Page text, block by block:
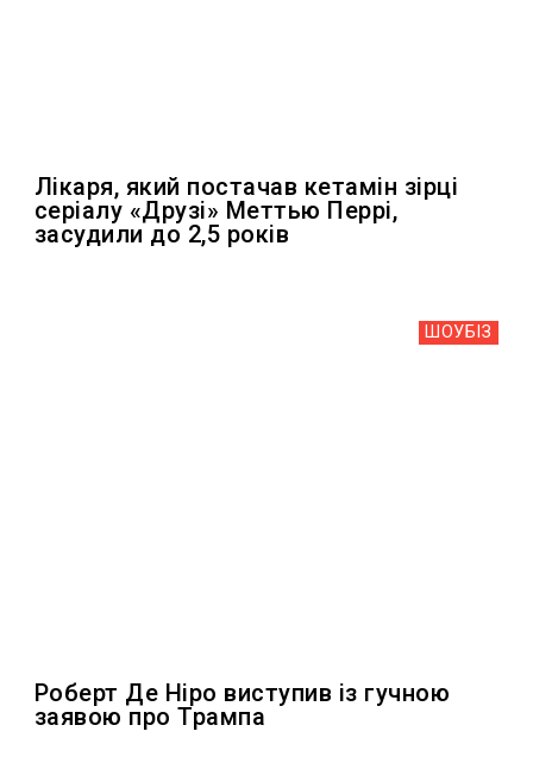
Лікаря, який постачав кетамін зірці
серіалу «Друзі» Меттью Перрі,
засудили до 2,5 років
ШОУБIЗ
Роберт Де Ніро виступив із гучною
заявою про Трампа